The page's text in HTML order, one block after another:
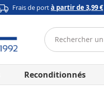
Frais de portà partir de 3,99 €
Reconditionnés